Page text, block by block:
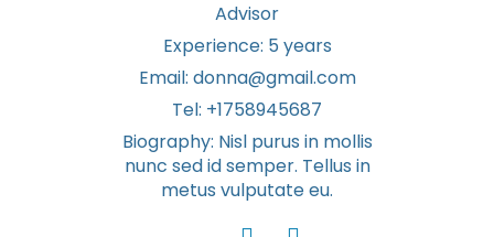
Advisor
Experience: 5 years
Email: donna@gmail.com
Tel: +1758945687
Biography: Nisl purus in mollis
nunc sed id semper. Tellus in
metus vulputate eu.